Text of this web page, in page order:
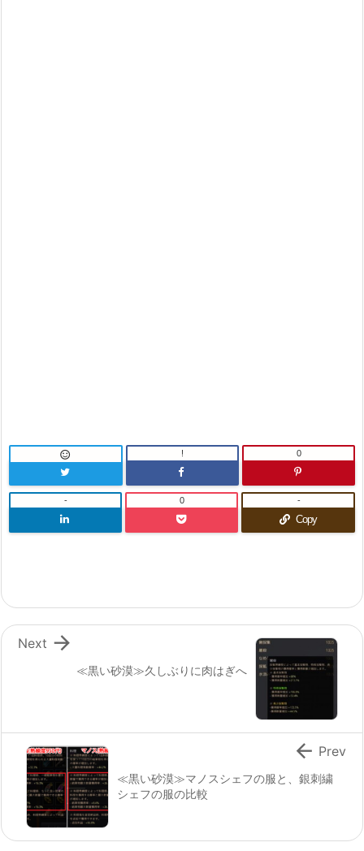
 ! 0
- 0
Copy
-
≪黒い砂漠≫久しぶりに肉はぎへ

Next
≪黒い砂漠≫マノスシェフの服と、銀刺繍
シェフの服の比較
 Prev